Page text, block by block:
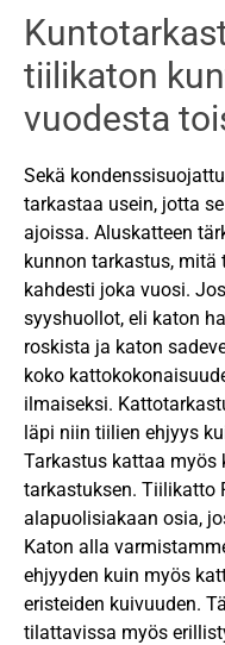
tiilikaton
vuodesta
Sekä
tarkastaa usein, jotta
ajoissa. Aluskatteen
kunnon tarkastus,
kahdesti joka vuosi.
syyshuollot, eli katon
roskista ja katon
koko
ilmaiseksi.
läpi niin tiilien ehjyys
Tarkastus kattaa myös
tarkastuksen. Tiilikatto
alapuolisiakaan osia,
Katon alla
ehjyyden kuin myös
eristeiden kuivuuden.
tilattavissa myös